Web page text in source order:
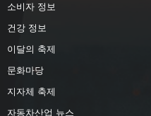
소비자 정보
건강 정보
이달의 축제
문화마당
지자체 축제
자동차산업 뉴스